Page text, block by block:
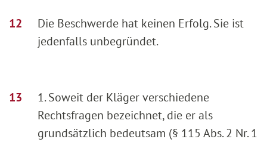
Die Beschwerde hat keinen Erfolg. Sie ist
jedenfalls unbegründet.
1. Soweit der Kläger verschiedene
Rechtsfragen bezeichnet, die er als
grundsätzlich bedeutsam (§ 115 Abs. 2 Nr. 1